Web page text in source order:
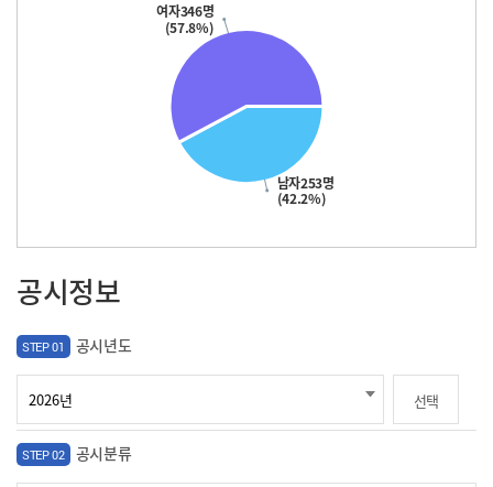
남자253명
(42.2%)
여자346명
(57.8%)
공시정보
STEP 01 공시년도
선택
STEP 02 공시분류